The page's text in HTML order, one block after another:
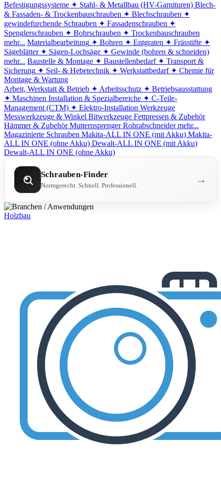
Befestigungssysteme ✦ Stahl- & Metallbau (HV-Garnituren) Blech-
& Fassaden- & Trockenbauschrauben ✦ Blechschrauben ✦
gewindefurchende Schrauben ✦ Fassadenschrauben ✦
Spenglerschrauben ✦ Bohrschrauben ✦ Trockenbauschrauben
mehr... Materialbearbeitung ✦ Bohren ✦ Entgraten ✦ Frässtifte ✦
Sägeblätter ✦ Sägen-Lochsäge ✦ Gewinde (bohren & schneiden)
mehr... Baustelle & Montage ✦ Baustellenbedarf ✦ Transport &
Sicherung ✦ Seil- & Hebetechnik ✦ Werkstattbedarf ✦ Chemie für
Montage & Wartung
Arbeit, Werkstatt & Betrieb ✦ Arbeitsschutz ✦ Betriebsausstattung
✦ Maschinen Installation & Spezialbereiche ✦ C-Teile-
Management (CTM) ✦ Elektro-Installation Werkzeuge
Messwerkzeuge & Winkel Bitwerkzeuge Fettpressen & Zubehör
Hämmer & Zubehör Mutternsprenger Rohrabschneider mehr...
Magazinierte Schrauben Makita-ALL IN ONE (mit Akku) Makita-
ALL IN ONE (ohne Akku) Dewalt-ALL IN ONE (mit Akku)
Dewalt-ALL IN ONE (ohne Akku)
Schrauben-Finder
Normgerecht. Schnell. Professionell. →
Holzbau